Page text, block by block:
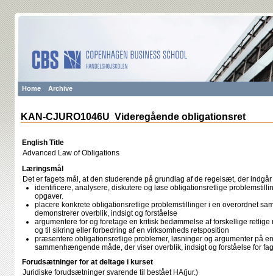
Home Archive
KAN-CJURO1046U Videregående obligationsret
English Title
Advanced Law of Obligations
Læringsmål
Det er fagets mål, at den studerende på grundlag af de regelsæt, der
identificere, analysere, diskutere og løse obligationsretlige
opgaver.
placere konkrete obligationsretlige problemstillinger i en overordnet
demonstrerer overblik, indsigt og forståelse
argumentere for og foretage en kritisk bedømmelse af forskellige
og til sikring eller forbedring af en virksomheds retsposition
præsentere obligationsretlige problemer, løsninger og argumenter på
sammenhængende måde, der viser overblik, indsigt og forståelse for
Forudsætninger for at deltage i kurset
Juridiske forudsætninger svarende til bestået HA(jur.)